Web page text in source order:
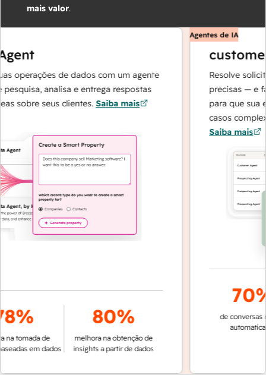
mais valor.
operações de dados com um agente
analisa e entrega respostas
sobre seus clientes.Saiba mais
tomada de
em dados
80%
melhora na obtenção de
insights a partir de dados
Agentes de IA
Resolve
precisas — e
para que sua
casos
Saiba mais
de conversas